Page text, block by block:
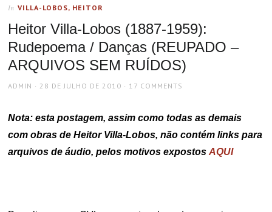
In VILLA-LOBOS, HEITOR
Heitor Villa-Lobos (1887-1959):
Rudepoema / Danças (REUPADO –
ARQUIVOS SEM RUÍDOS)
AUTHOR
ADMIN
POSTED
28 DE JULHO DE 2010 17 COMMENTS
Nota: esta postagem, assim como todas as demais
com obras de Heitor Villa-Lobos, não contém links para
arquivos de áudio, pelos motivos expostosAQUI